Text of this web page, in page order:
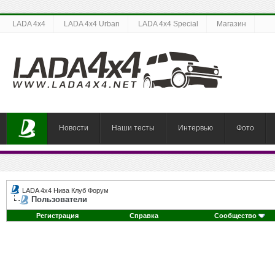
LADA 4x4 LADA 4x4 Urban LADA 4x4 Special Магазин
Новости Наши тесты Интервью Фото
LADA 4x4 Нива Клуб Форум
Пользователи
Регистрация Справка Сообщество